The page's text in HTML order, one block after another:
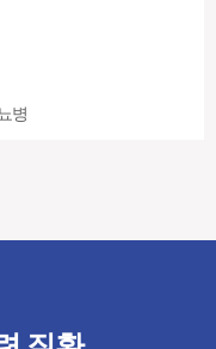
병